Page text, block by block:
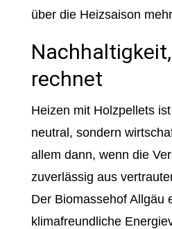
über die Heizsaison
rechnet
Heizen mit Holzpellets
neutral, sondern
allem dann, wenn die
zuverlässig aus
Der Biomassehof Allgäu
klimafreundliche